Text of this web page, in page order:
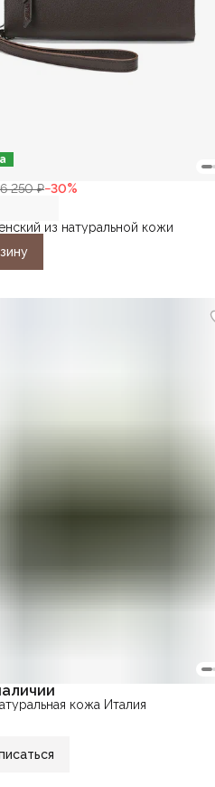
6 250 ₽−30%
из натуральной кожи
кожа Италия